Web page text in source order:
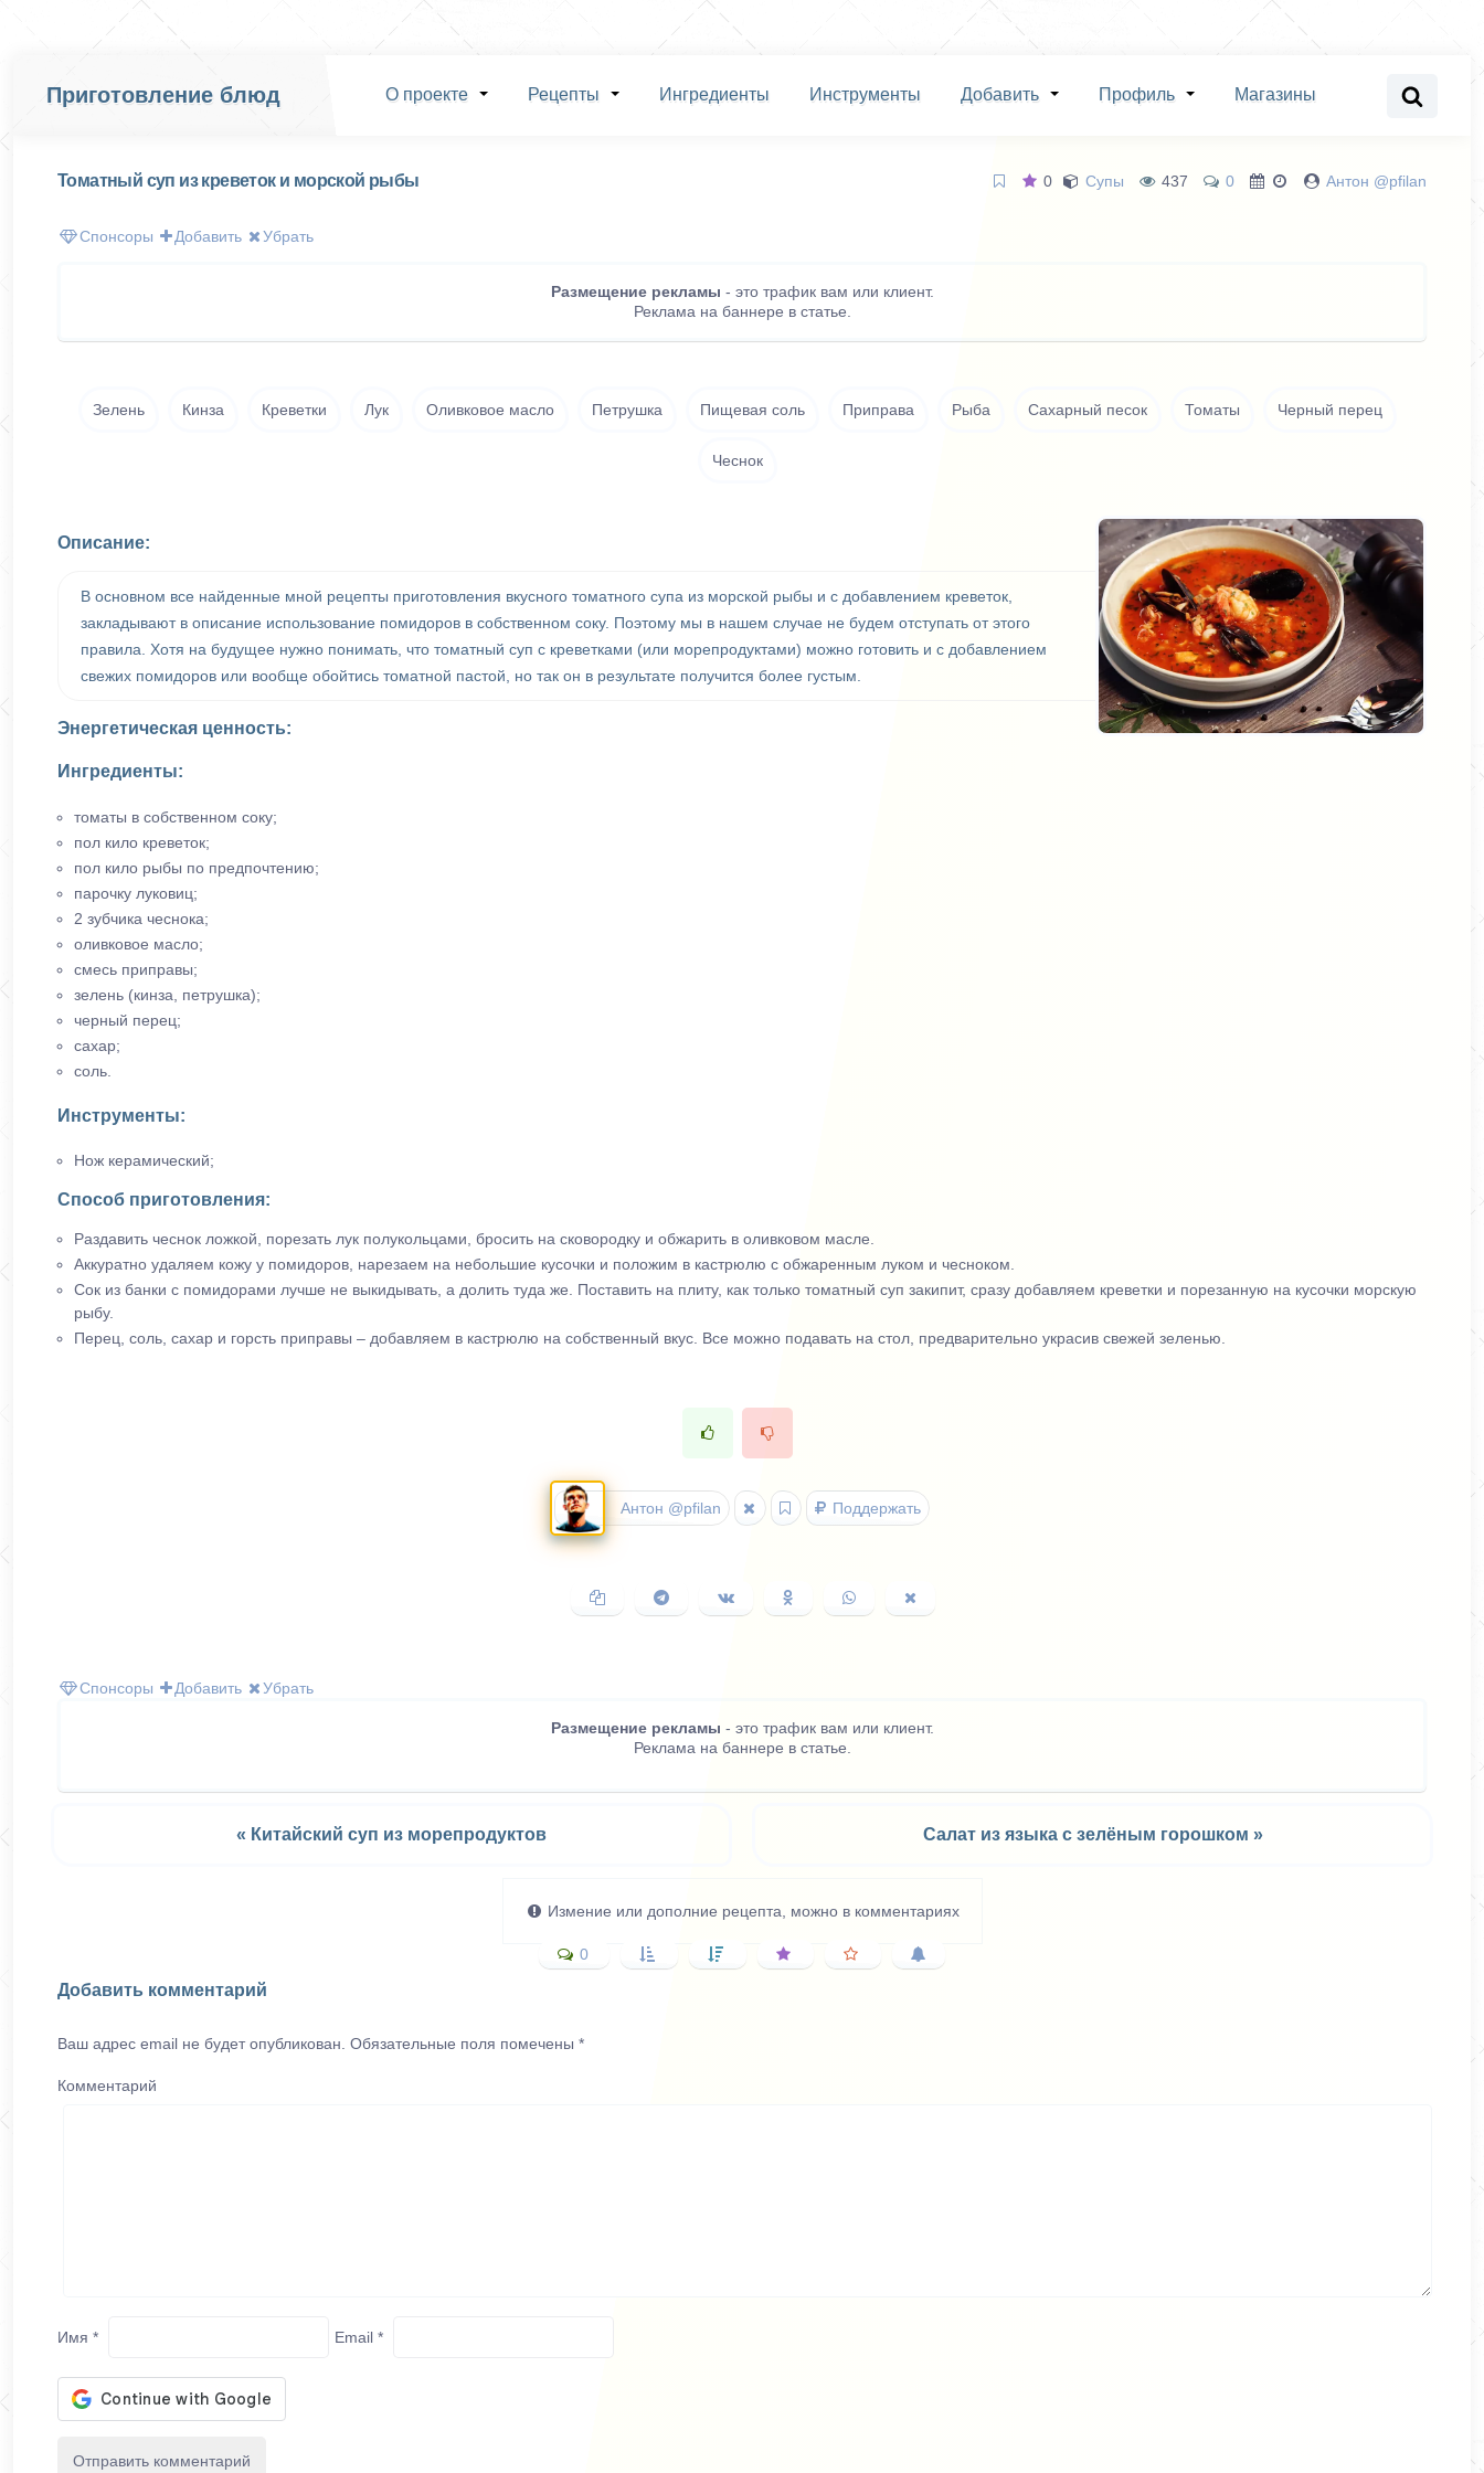
Приготовление блюд О проекте Рецепты Ингредиенты Инструменты Добавить Профиль Магазины
Томатный суп из креветок и морской рыбы 0 Супы 437 0 Антон @pfilan
Спонсоры Добавить Убрать
Размещение рекламы - это трафик вам или клиент.
Реклама на баннере в статье.
Зелень Кинза Креветки Лук Оливковое масло Петрушка Пищевая соль Приправа Рыба Сахарный песок Томаты Черный перец
Чеснок
Описание:
В основном все найденные мной рецепты приготовления вкусного томатного супа из морской рыбы и с добавлением креветок,
закладывают в описание использование помидоров в собственном соку. Поэтому мы в нашем случае не будем отступать от этого
правила. Хотя на будущее нужно понимать, что томатный суп с креветками (или морепродуктами) можно готовить и с добавлением
свежих помидоров или вообще обойтись томатной пастой, но так он в результате получится более густым.
Энергетическая ценность:
Ингредиенты:
томаты в собственном соку;
пол кило креветок;
пол кило рыбы по предпочтению;
парочку луковиц;
2 зубчика чеснока;
оливковое масло;
смесь приправы;
зелень (кинза, петрушка);
черный перец;
сахар;
соль.
Инструменты:
Нож керамический;
Способ приготовления:
Раздавить чеснок ложкой, порезать лук полукольцами, бросить на сковородку и обжарить в оливковом масле.
Аккуратно удаляем кожу у помидоров, нарезаем на небольшие кусочки и положим в кастрюлю с обжаренным луком и чесноком.
Сок из банки с помидорами лучше не выкидывать, а долить туда же. Поставить на плиту, как только томатный суп закипит, сразу добавляем креветки и порезанную на кусочки морскую
рыбу.
Перец, соль, сахар и горсть приправы – добавляем в кастрюлю на собственный вкус. Все можно подавать на стол, предварительно украсив свежей зеленью.
Антон @pfilan Поддержать
Копировать
ссылку
Поделиться
в
Поделиться
ВКонтакте
Поделиться
в
Поделиться
в
в
Спонсоры
Добавить Убрать
Размещение рекламы - это трафик вам или клиент.
Реклама на баннере в статье.
« Китайский суп из морепродуктов Салат из языка с зелёным горошком »
Измение или дополние рецепта, можно в комментариях
0
Добавить комментарий
Ваш адрес email не будет опубликован. Обязательные поля помечены *
Комментарий
Имя * Email *